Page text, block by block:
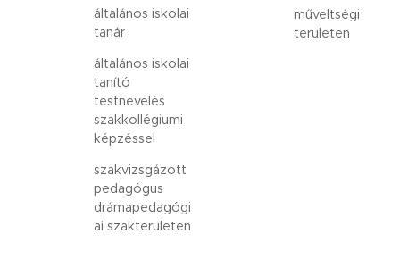
általános iskolai
tanár
általános iskolai
tanító
testnevelés
szakkollégiumi
képzéssel
szakvizsgázott
pedagógus
drámapedagógi
ai szakterületen
műveltségi
területen